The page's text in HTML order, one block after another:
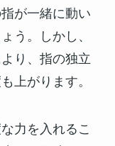
が一緒に動い
う。しかし、
り、指の独立
上がります。
力を入れるこ